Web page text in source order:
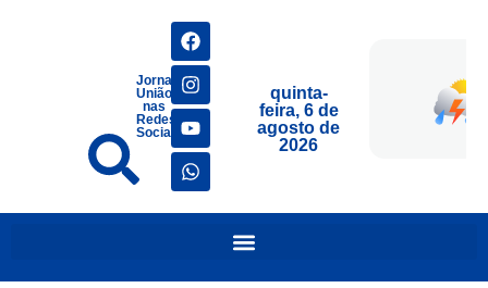
Jornais
União
nas
Redes
Sociais
quinta-
feira, 6 de
agosto de
2026